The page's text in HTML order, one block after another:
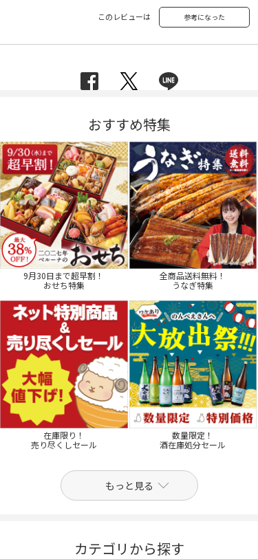
このレビューは 参考になった
おすすめ特集
9月30日まで超早割！
おせち特集
全商品送料無料！
うなぎ特集
在庫限り！
売り尽くしセール
数量限定！
酒在庫処分セール
もっと見る
カテゴリから探す